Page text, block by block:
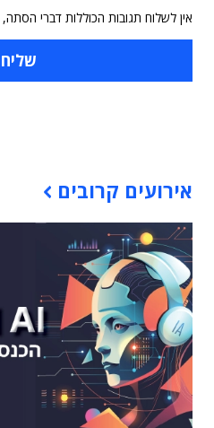
אין לשלוח תגובות הכוללות דברי
אירועים קרובים